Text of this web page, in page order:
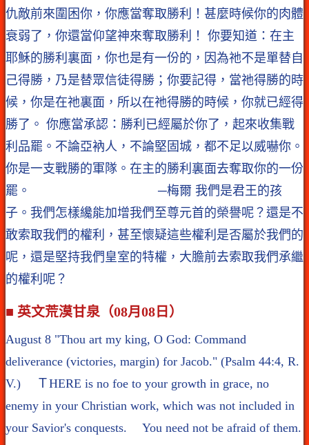
仇敵前來圍困你，你應當奪取勝利！甚麼時候你的肉體
衰弱了，你還當仰望神來奪取勝利！ 你要知道：在主
耶穌的勝利裏面，你也是有一份的，因為祂不是單替自
己得勝，乃是替眾信徒得勝；你要記得，當祂得勝的時
候，你是在祂裏面，所以在祂得勝的時候，你就已經得
勝了。 你應當承認：勝利已經屬於你了，起來收集戰
利品罷。不論亞衲人，不論堅固城，都不足以威嚇你。
你是一支戰勝的軍隊。在主的勝利裏面去奪取你的一份
罷。 ─梅爾 我們是君王的孩
子。我們怎樣纔能加增我們至尊元首的榮譽呢？還是不
敢索取我們的權利，甚至懷疑這些權利是否屬於我們的
呢，還是堅持我們皇室的特權，大膽前去索取我們承繼
的權利呢？
■ 英文荒漠甘泉（08月08日）
August 8 "Thou art my king, O God: Command
deliverance (victories, margin) for Jacob." (Psalm 44:4, R.
V.) ＴHERE is no foe to your growth in grace, no
enemy in your Christian work, which was not included in
your Savior's conquests. You need not be afraid of them.